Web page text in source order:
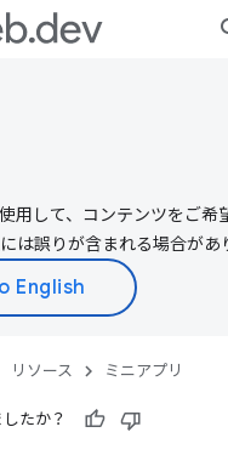
用して、コンテンツをご希
は誤りが含まれる場合があ
リソース ミニアプリ
たか？